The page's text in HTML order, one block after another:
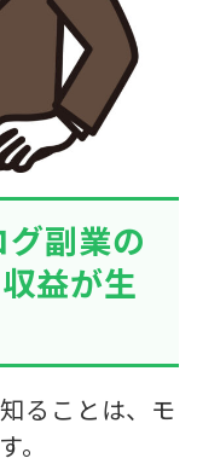
副業の
益が生
ることは、モ
。